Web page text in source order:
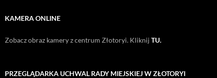
KAMERA ONLINE
Zobacz obraz kamery z centrum Złotoryi. Kliknij TU.
PRZEGLĄDARKA UCHWAL RADY MIEJSKIEJ W ZŁOTORYI